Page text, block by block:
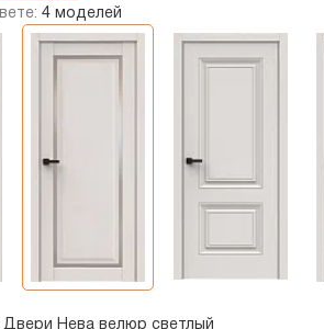
4 моделей
Двери Нева велюр светлый